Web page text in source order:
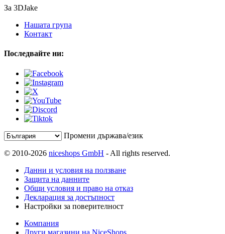
За 3DJake
Нашата група
Контакт
Последвайте ни:
Промени държава/език
© 2010-2026 niceshops GmbH - All rights reserved.
Данни и условия на ползване
Защита на данните
Общи условия и право на отказ
Декларация за достъпност
Настройки за поверителност
Компания
Други магазини на NiceShops